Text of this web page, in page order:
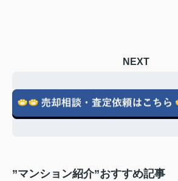
NEXT
”マンション紹介”おすすめ記事